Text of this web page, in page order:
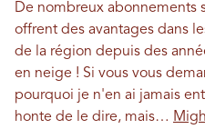
De nombreux abonnements
offrent des avantages dans
de la région depuis des
en neige ! Si vous vous
pourquoi je n'en ai jamais
honte de le dire, mais…